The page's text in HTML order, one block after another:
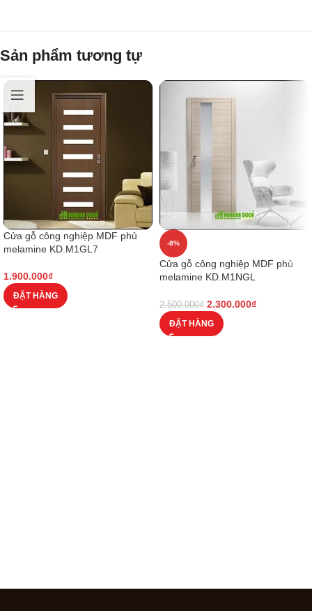
Sản phẩm tương tự
Cửa gỗ công nghiệp MDF phủ
melamine KD.M1GL7
1.900.000₫
ĐẶT HÀNG
-8%
Cửa gỗ công nghiệp MDF phủ
melamine KD.M1NGL
2.500.000₫ 2.300.000₫
ĐẶT HÀNG